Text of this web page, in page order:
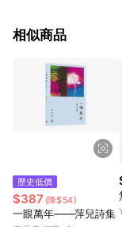
的購回饋活動享Yahoo
3. 訂單回饋金額將扣
價券等虛擬貨幣折抵
有相關事證認定您為
相關認定以Yahoo購物
相似商品
歷史低價
$387 (降$54)
一眼萬年——萍兒詩集